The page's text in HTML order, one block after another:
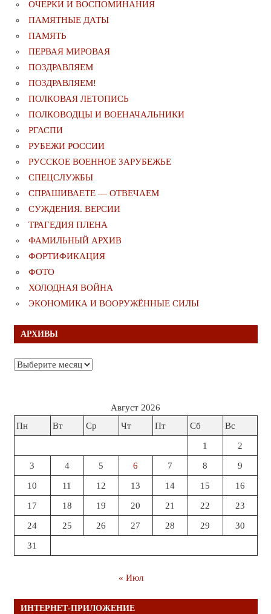
ОЧЕРКИ И ВОСПОМИНАНИЯ
ПАМЯТНЫЕ ДАТЫ
ПАМЯТЬ
ПЕРВАЯ МИРОВАЯ
ПОЗДРАВЛЯЕМ
ПОЗДРАВЛЯЕМ!
ПОЛКОВАЯ ЛЕТОПИСЬ
ПОЛКОВОДЦЫ И ВОЕНАЧАЛЬНИКИ
РГАСПИ
РУБЕЖИ РОССИИ
РУССКОЕ ВОЕННОЕ ЗАРУБЕЖЬЕ
СПЕЦСЛУЖБЫ
СПРАШИВАЕТЕ — ОТВЕЧАЕМ
СУЖДЕНИЯ. ВЕРСИИ
ТРАГЕДИЯ ПЛЕНА
ФАМИЛЬНЫЙ АРХИВ
ФОРТИФИКАЦИЯ
ФОТО
ХОЛОДНАЯ ВОЙНА
ЭКОНОМИКА И ВООРУЖЁННЫЕ СИЛЫ
АРХИВЫ
Архивы
Август 2026
Пн
Вт Ср Чт Пт Сб Вс
1 2
3 4 5 6 7 8 9
10 11 12 13 14 15 16
17 18 19 20 21 22 23
24 25 26 27 28 29 30
31
« Июл
ИНТЕРНЕТ-ПРИЛОЖЕНИЕ